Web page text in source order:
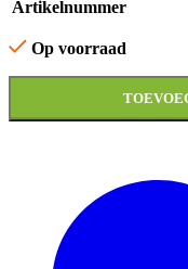
Artikelnummer
Op voorraad